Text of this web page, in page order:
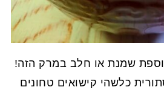
שמנת או חלב במרק הזה!
כלשהי קישואים טחונים